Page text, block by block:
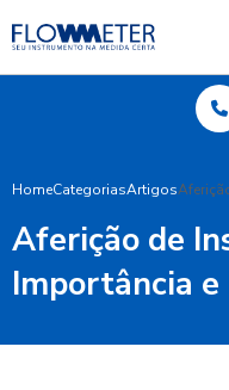
HomeCategoriasArtigos
Aferição de
Importância